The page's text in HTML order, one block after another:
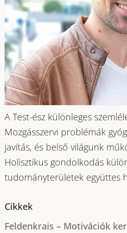
A Test-ész különleges
Mozgásszervi problémák
javítás, és belső világunk
Holisztikus gondolkodás
tudományterületek együttes
Cikkek
Feldenkrais – Motivációk